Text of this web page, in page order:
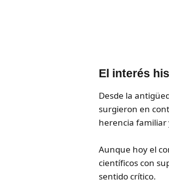
El interés
Desde la
surgieron en
herencia familiar
Aunque hoy el
científicos con
sentido crítico.